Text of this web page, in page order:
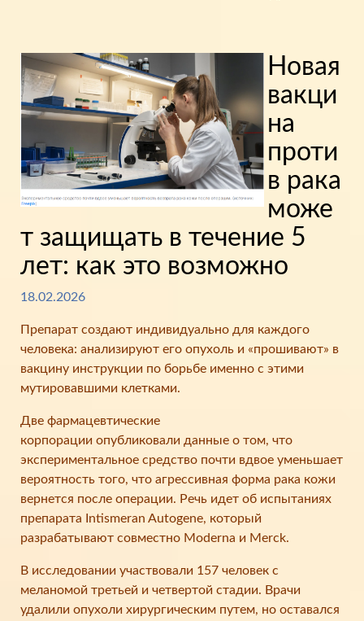
Новая
вакци
на
проти
в рака
може
т защищать в течение 5
лет: как это возможно
18.02.2026
Препарат создают индивидуально для каждого
человека: анализируют его опухоль и «прошивают» в
вакцину инструкции по борьбе именно с этими
мутировавшими клетками.
Две фармацевтические
корпорации опубликовали данные о том, что
экспериментальное средство почти вдвое уменьшает
вероятность того, что агрессивная форма рака кожи
вернется после операции. Речь идет об испытаниях
препарата Intismeran Autogene, который
разрабатывают совместно Moderna и Merck.
В исследовании участвовали 157 человек с
меланомой третьей и четвертой стадии. Врачи
удалили опухоли хирургическим путем, но оставался